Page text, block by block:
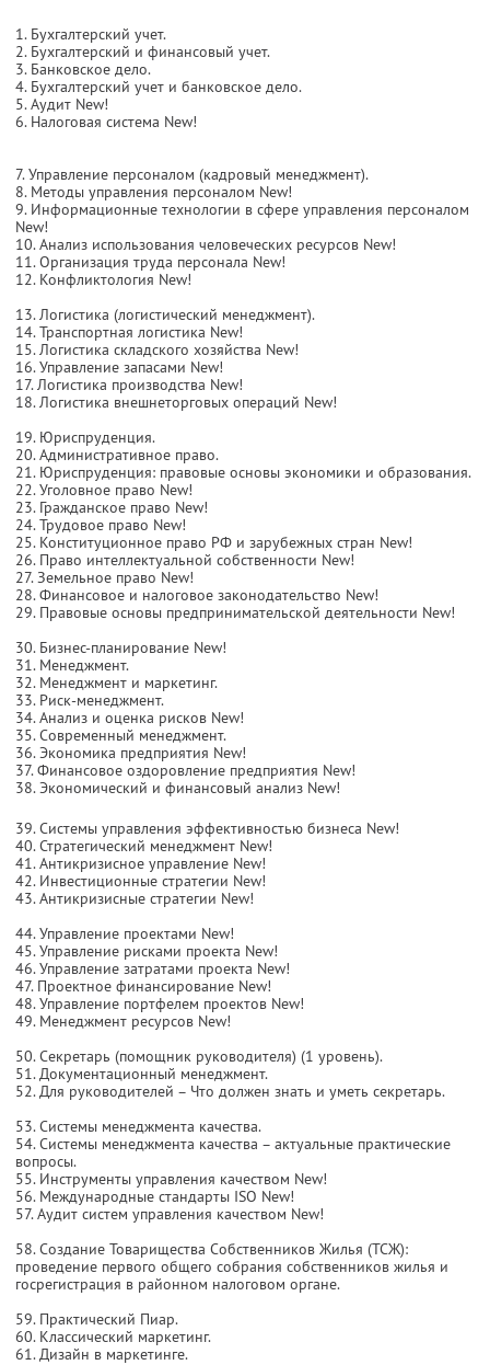
1. Бухгалтерский учет.
2. Бухгалтерский и финансовый учет.
3. Банковское дело.
4. Бухгалтерский учет и банковское дело.
5. Аудит New!
6. Налоговая система New!
7. Управление персоналом (кадровый менеджмент).
8. Методы управления персоналом New!
9. Информационные технологии в сфере управления персоналом
New!
10. Анализ использования человеческих ресурсов New!
11. Организация труда персонала New!
12. Конфликтология New!
13. Логистика (логистический менеджмент).
14. Транспортная логистика New!
15. Логистика складского хозяйства New!
16. Управление запасами New!
17. Логистика производства New!
18. Логистика внешнеторговых операций New!
19. Юриспруденция.
20. Административное право.
21. Юриспруденция: правовые основы экономики и образования.
22. Уголовное право New!
23. Гражданское право New!
24. Трудовое право New!
25. Конституционное право РФ и зарубежных стран New!
26. Право интеллектуальной собственности New!
27. Земельное право New!
28. Финансовое и налоговое законодательство New!
29. Правовые основы предпринимательской деятельности New!
30. Бизнес-планирование New!
31. Менеджмент.
32. Менеджмент и маркетинг.
33. Риск-менеджмент.
34. Анализ и оценка рисков New!
35. Современный менеджмент.
36. Экономика предприятия New!
37. Финансовое оздоровление предприятия New!
38. Экономический и финансовый анализ New!
39. Системы управления эффективностью бизнеса New!
40. Стратегический менеджмент New!
41. Антикризисное управление New!
42. Инвестиционные стратегии New!
43. Антикризисные стратегии New!
44. Управление проектами New!
45. Управление рисками проекта New!
46. Управление затратами проекта New!
47. Проектное финансирование New!
48. Управление портфелем проектов New!
49. Менеджмент ресурсов New!
50. Секретарь (помощник руководителя) (1 уровень).
51. Документационный менеджмент.
52. Для руководителей – Что должен знать и уметь секретарь.
53. Системы менеджмента качества.
54. Системы менеджмента качества – актуальные практические
вопросы.
55. Инструменты управления качеством New!
56. Международные стандарты ISO New!
57. Аудит систем управления качеством New!
58. Создание Товарищества Собственников Жилья (ТСЖ):
проведение первого общего собрания собственников жилья и
госрегистрация в районном налоговом органе.
59. Практический Пиар.
60. Классический маркетинг.
61. Дизайн в маркетинге.